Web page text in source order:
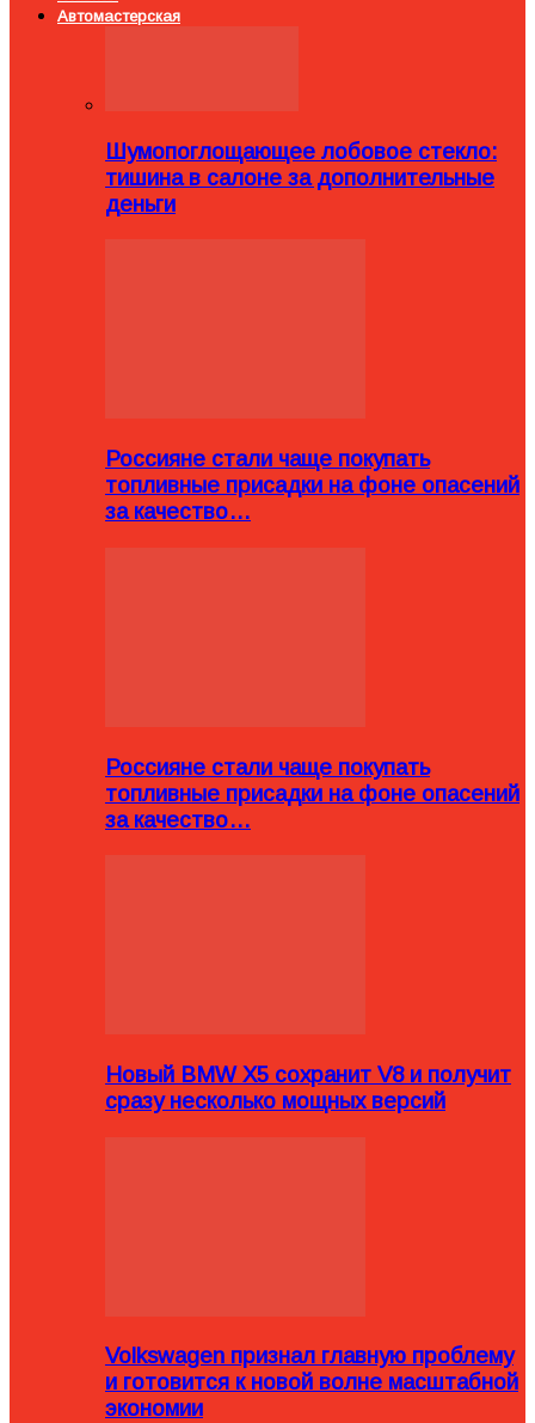
Автомастерская
Шумопоглощающее лобовое стекло:
тишина в салоне за дополнительные
деньги
Россияне стали чаще покупать
топливные присадки на фоне опасений
за качество…
Россияне стали чаще покупать
топливные присадки на фоне опасений
за качество…
Новый BMW X5 сохранит V8 и получит
сразу несколько мощных версий
Volkswagen признал главную проблему
и готовится к новой волне масштабной
экономии